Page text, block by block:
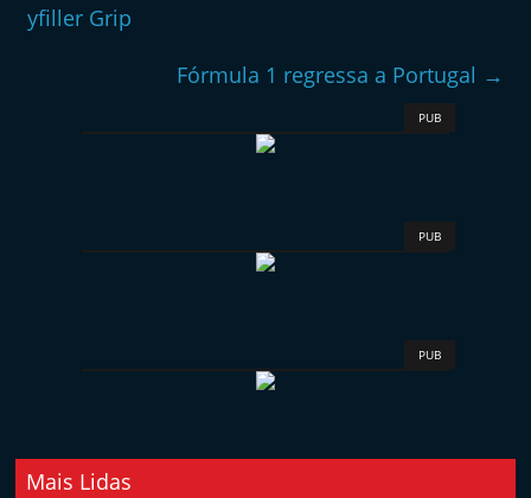
yfiller Grip
Fórmula 1 regressa a Portugal →
PUB
PUB
PUB
Mais Lidas